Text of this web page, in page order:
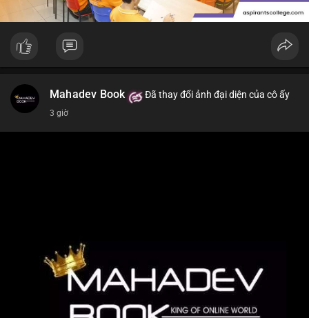
Mahadev Book Đã thay đổi ảnh đại diện của cô ấy
3 giờ